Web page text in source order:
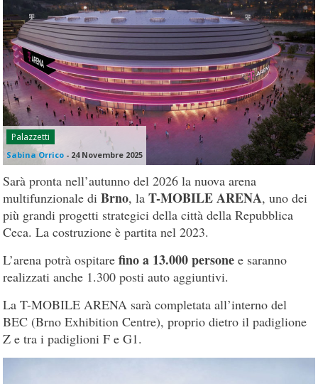
Palazzetti
Sabina Orrico - 24 Novembre 2025
Sarà pronta nell’autunno del 2026 la nuova arena
multifunzionale diBrno, laT-MOBILE ARENA, uno dei
più grandi progetti strategici della città della Repubblica
Ceca. La costruzione è partita nel 2023.
L’arena potrà ospitare fino a 13.000 persone e saranno
realizzati anche 1.300 posti auto aggiuntivi.
La T-MOBILE ARENA sarà completata all’interno del
BEC (Brno Exhibition Centre), proprio dietro il padiglione
Z e tra i padiglioni F e G1.